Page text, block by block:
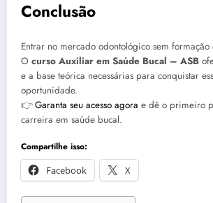
Conclusão
Entrar no mercado odontológico sem
O curso Auxiliar em Saúde Bucal – ASB
e a base teórica necessárias para conquistar
oportunidade.
👉Garanta seu acesso agora e dê o primeiro
carreira em saúde bucal.
Compartilhe isso:
Facebook
X